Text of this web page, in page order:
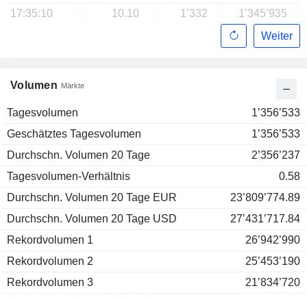
Volumen Märkte
Tagesvolumen
1’356’533
Geschätztes Tagesvolumen
1’356’533
Durchschn. Volumen 20 Tage
2’356’237
Tagesvolumen-Verhältnis
0.58
Durchschn. Volumen 20 Tage EUR
23’809’774.89
Durchschn. Volumen 20 Tage USD
27’431’717.84
Rekordvolumen 1
26’942’990
Rekordvolumen 2
25’453’190
Rekordvolumen 3
21’834’720
17:35:10
10.10 1’332
1’345’935
Weiter